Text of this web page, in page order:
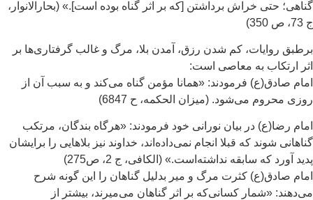
حتی خراش برداشتن [كه بر اثر گناه بوده است].» (بحارالانوار،
روايات، كم شدن رزق، آمدن بلا، مرگ و غالب گرفتاری‌ها بر
ارتكاب به معاصی است:
صادق(ع) فرمودند: «همانا مؤمن گناه می‌كند و به سبب آن از
محروم می‌شود. (ميزان الحكمه، ح 6847)
رضا(ع) در بيان نورانی خود فرمودند: «هرگاه بندگان، مرتكب
شوند كه قبلا انجام نمی‌داده‌اند، خداوند نيز بلاهايی را برايشان
آورد كه سابقه نداشته‌است.» (الکافی، ج 2، ص275)
صادق(ع) کثرت مرگ و مير بدليل گناهان را اين گونه شرح
«شمار كسانی‌كه بر اثر گناهان می‌ميرند، بيشتر از